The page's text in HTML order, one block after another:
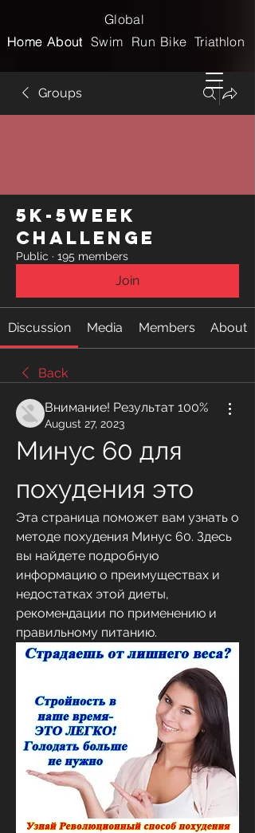
Home
Global
Home
Swim Run Bike Triathlon
About
About
Groups
5k-5week
Challenge
Public · 195 members
Join
Discussion Media Members About
Back
Внимание! Результат 100%
August 27, 2023
Минус 60 для
похудения это
Эта страница поможет вам узнать о
методе похудения Минус 60. Здесь
вы найдете подробную
информацию о преимуществах и
недостатках этой диеты,
рекомендации по применению и
правильному питанию.